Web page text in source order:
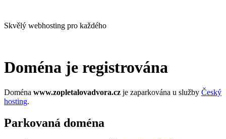
Skvělý webhosting pro každého
Doména je registrována
Doména www.zopletalovadvora.cz je zaparkována u služby Český
hosting.
Parkovaná doména